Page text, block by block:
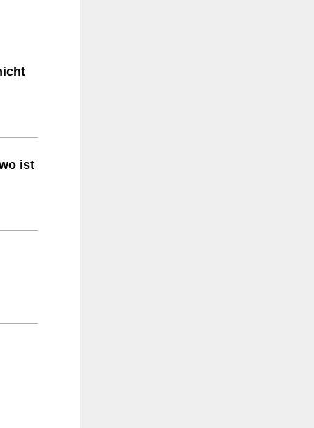
ist